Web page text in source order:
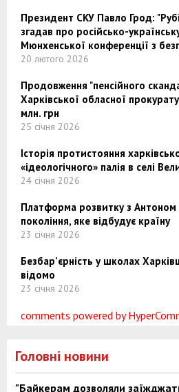
Президент СКУ Павло Грод:
згадав про російсько-
Мюнхенської конференції з
20 лютого 2026
Продовження "пенсійного
Харківської обласної
млн. грн
25 січня 2026
Історія протистояння
«ідеологічного» палія в селі
24 січня 2026
Платформа розвитку з Антоном
покоління, яке відбудує країну
23 січня 2026
Безбар’єрність у школах
відомо
23 січня 2026
comments powered by
Головні новини
"Байкерам дозволяли